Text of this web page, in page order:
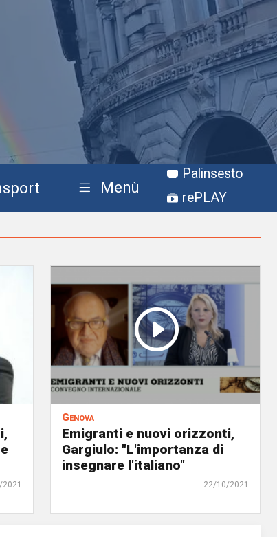
Menù
Palinsesto
rePLAY
Genova
Emigranti e nuovi orizzonti,
Gargiulo: "L'importanza di
insegnare l'italiano"
22/10/2021